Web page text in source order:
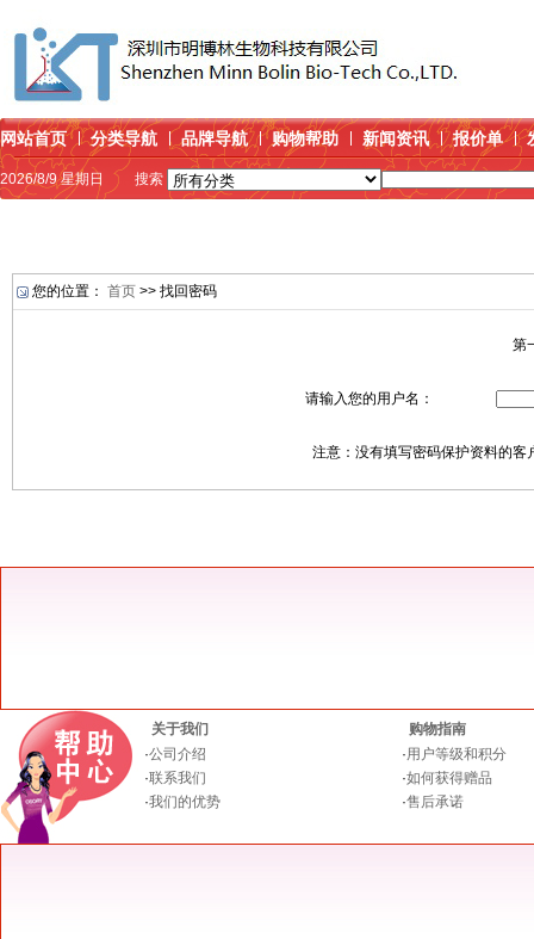
网站首页 分类导航 品牌导航 购物帮助 新闻资讯 报价单
2026/8/9 星期日 搜索
您的位置： 首页 >> 找回密码
第
请输入您的用户名：
注意：没有填写密码保护资料的
关于我们
·公司介绍
·联系我们
·我们的优势
购物指南
·用户等级和积分
·如何获得赠品
·售后承诺